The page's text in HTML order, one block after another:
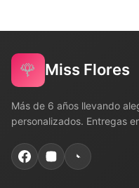
🌹 Miss Flores
Más de 6 años llevando
personalizados. Entregas